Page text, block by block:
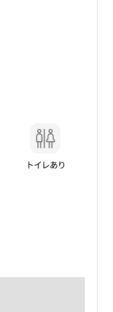
トイレあり